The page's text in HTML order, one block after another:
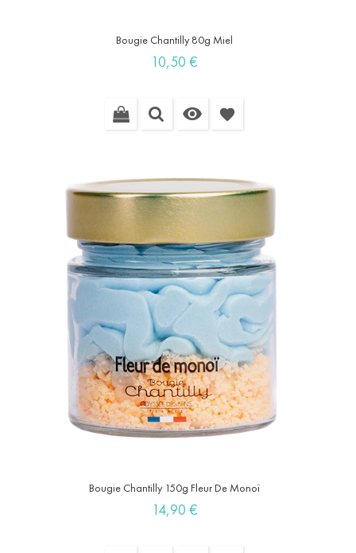
Bougie Chantilly 80g Miel
Prix
10,50 €
 favorite
Bougie Chantilly 150g Fleur De Monoï
Prix
14,90 €